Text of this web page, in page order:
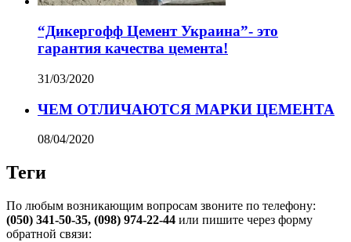
“Дикергофф Цемент Украина”- это
гарантия качества цемента!
31/03/2020
ЧЕМ ОТЛИЧАЮТСЯ МАРКИ ЦЕМЕНТА
08/04/2020
Теги
По любым возникающим вопросам звоните по телефону:
(050) 341-50-35, (098) 974-22-44 или пишите через форму
обратной связи: